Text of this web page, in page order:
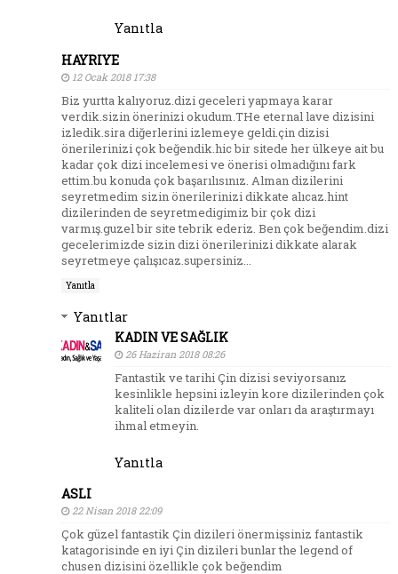
Yanıtla
HAYRIYE
12 Ocak 2018 17:38
Biz yurtta kalıyoruz.dizi geceleri yapmaya karar
verdik.sizin önerinizi okudum.THe eternal lave dizisini
izledik.sira diğerlerini izlemeye geldi.çin dizisi
önerilerinizi çok beğendik.hic bir sitede her ülkeye ait bu
kadar çok dizi incelemesi ve önerisi olmadığını fark
ettim.bu konuda çok başarılısınız. Alman dizilerini
seyretmedim sizin önerilerinizi dikkate alıcaz.hint
dizilerinden de seyretmedigimiz bir çok dizi
varmış.guzel bir site tebrik ederiz. Ben çok beğendim.dizi
gecelerimizde sizin dizi önerilerinizi dikkate alarak
seyretmeye çalışıcaz.supersiniz...
Yanıtla
Yanıtlar
KADIN VE SAĞLIK
26 Haziran 2018 08:26
Fantastik ve tarihi Çin dizisi seviyorsanız
kesinlikle hepsini izleyin kore dizilerinden çok
kaliteli olan dizilerde var onları da araştırmayı
ihmal etmeyin.
Yanıtla
ASLI
22 Nisan 2018 22:09
Çok güzel fantastik Çin dizileri önermişsiniz fantastik
katagorisinde en iyi Çin dizileri bunlar the legend of
chusen dizisini özellikle çok beğendim